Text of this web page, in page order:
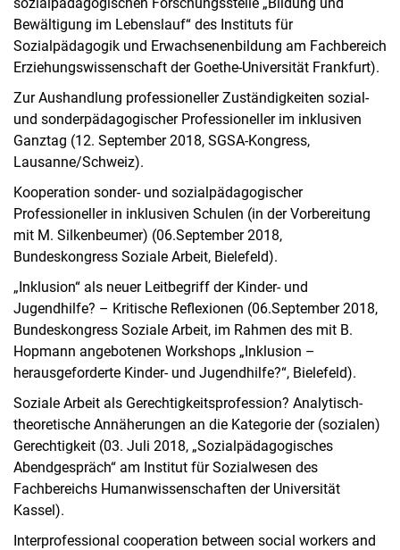
Bewältigung im Lebenslauf“ des Instituts für
Sozialpädagogik und Erwachsenenbildung am Fachbereich
Erziehungswissenschaft der Goethe-Universität Frankfurt).
Zur Aushandlung professioneller Zuständigkeiten sozial-
und sonderpädagogischer Professioneller im inklusiven
Ganztag (12. September 2018, SGSA-Kongress,
Lausanne/Schweiz).
Kooperation sonder- und sozialpädagogischer
Professioneller in inklusiven Schulen (in der Vorbereitung
mit M. Silkenbeumer) (06.September 2018,
Bundeskongress Soziale Arbeit, Bielefeld).
„Inklusion“ als neuer Leitbegriff der Kinder- und
Jugendhilfe? – Kritische Reflexionen (06.September 2018,
Bundeskongress Soziale Arbeit, im Rahmen des mit B.
Hopmann angebotenen Workshops „Inklusion –
herausgeforderte Kinder- und Jugendhilfe?“, Bielefeld).
Soziale Arbeit als Gerechtigkeitsprofession? Analytisch-
theoretische Annäherungen an die Kategorie der (sozialen)
Gerechtigkeit (03. Juli 2018, „Sozialpädagogisches
Abendgespräch“ am Institut für Sozialwesen des
Fachbereichs Humanwissenschaften der Universität
Kassel).
Interprofessional cooperation between social workers and